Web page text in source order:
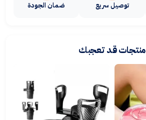
توصيل سريع ضمان الجودة
منتجات قد تعجبك